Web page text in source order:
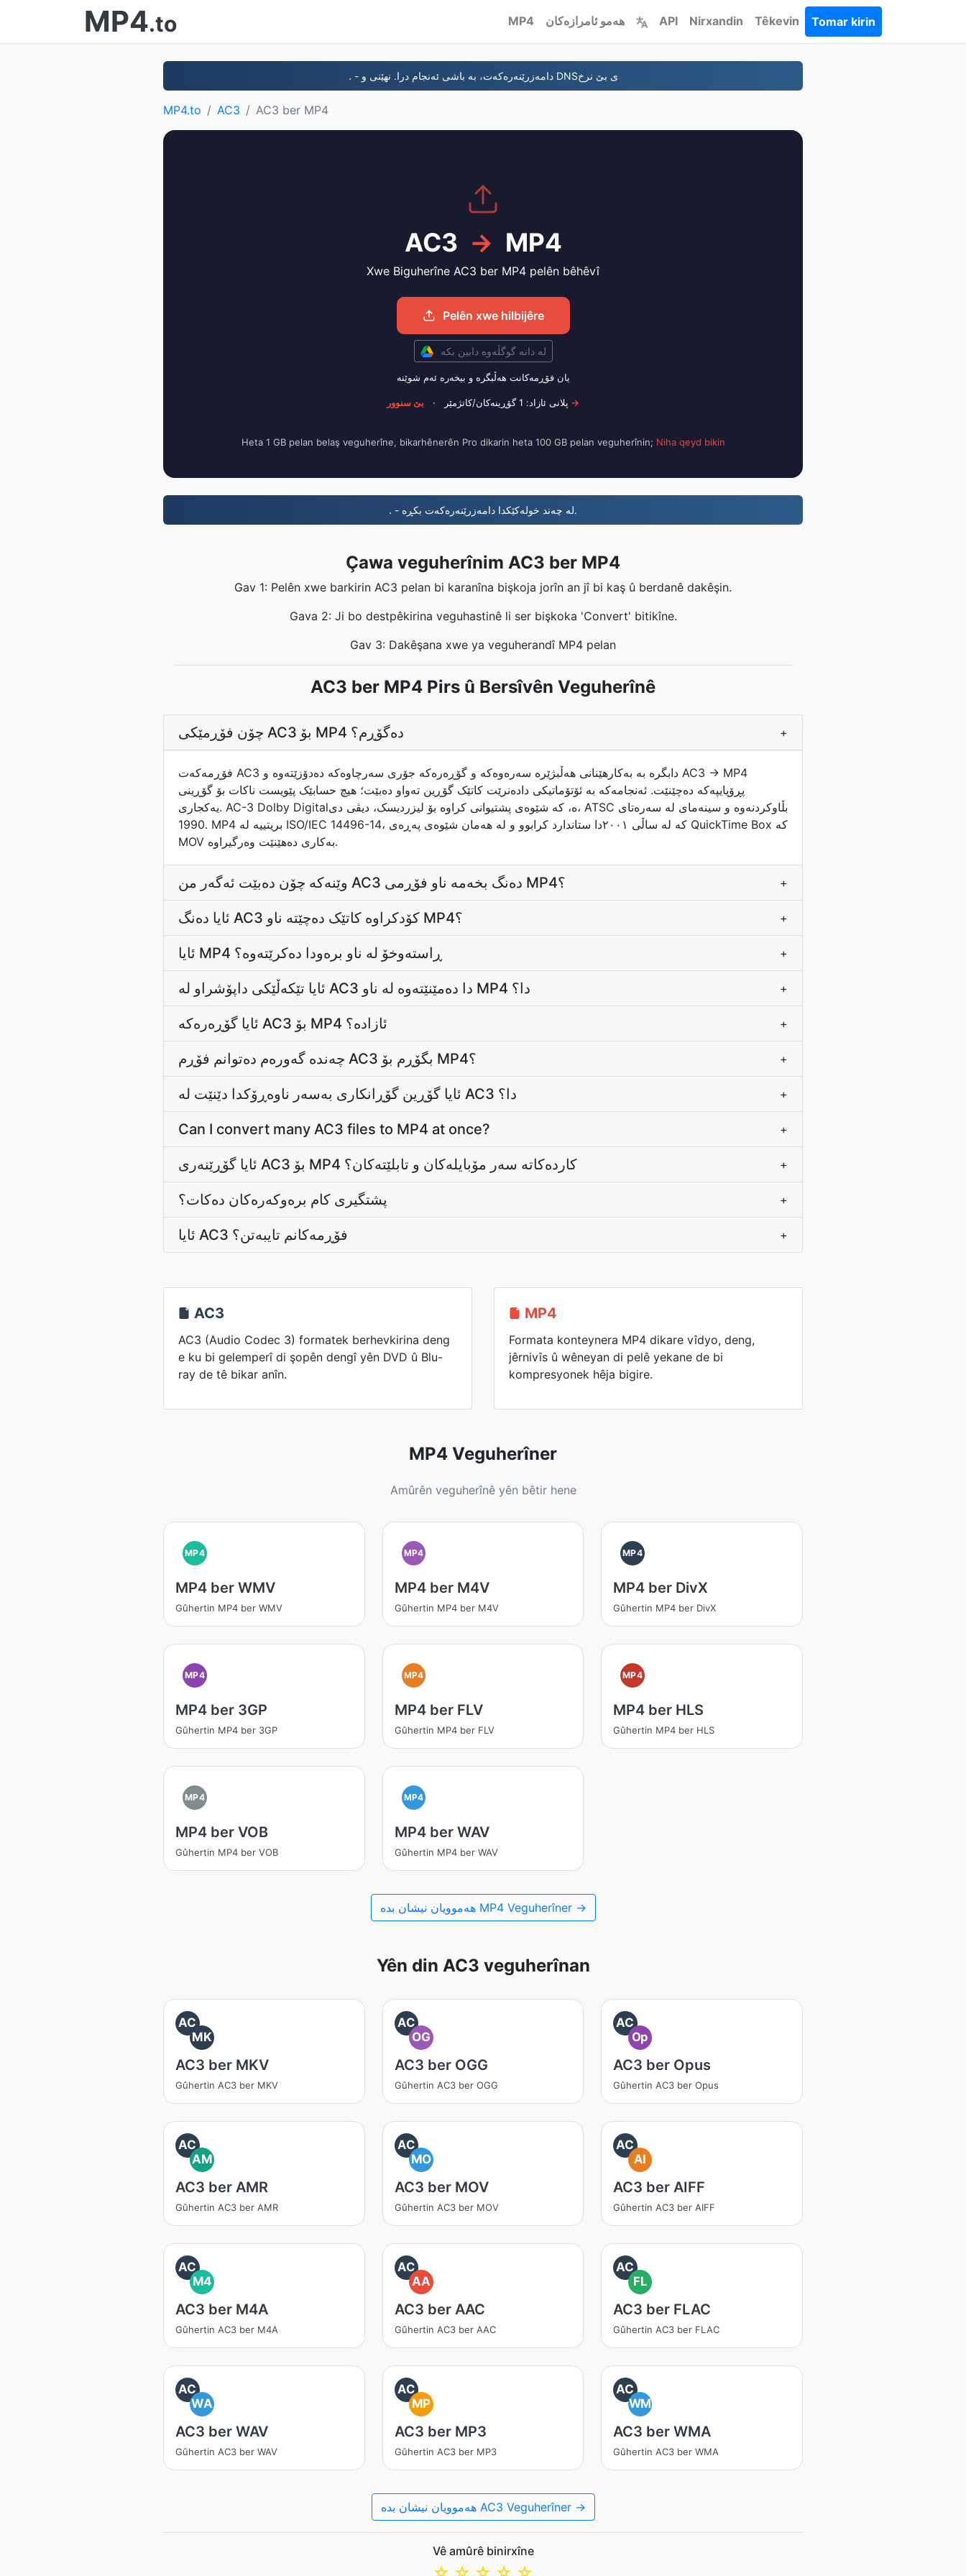
MP4.to MP4 هەمو ئامرازەکان API Nirxandin Têkevin Tomar kirin
. - دامەزرێنەرەکەت، بە باشی ئەنجام درا. نهێنی و DNSی بێ نرخ
MP4.to AC3 AC3 ber MP4
AC3 → MP4
Xwe Biguherîne AC3 ber MP4 pelên bêhêvî
Pelên xwe hilbijêre
لە دانە گوگڵەوە دابین بکە
یان فۆڕمەکانت هەڵبگرە و بیخەرە ئەم شوێنە
پلانی ئازاد: 1 گۆڕینەکان/کاتژمێر · بێ سنوور →
Heta 1 GB pelan belaş veguherîne, bikarhênerên Pro dikarin heta 100 GB pelan veguherînin; Niha qeyd bikin
. - لە چەند خولەکێکدا دامەزرێنەرەکەت بکڕە.
Çawa veguherînim AC3 ber MP4
Gav 1: Pelên xwe barkirin AC3 pelan bi karanîna bişkoja jorîn an jî bi kaş û berdanê dakêşin.
Gava 2: Ji bo destpêkirina veguhastinê li ser bişkoka 'Convert' bitikîne.
Gav 3: Dakêşana xwe ya veguherandî MP4 pelan
AC3 ber MP4 Pirs û Bersîvên Veguherînê
چۆن فۆڕمێکی AC3 بۆ MP4 دەگۆڕم؟ +
فۆڕمەکەت AC3 دابگرە بە بەکارهێنانی هەڵبژێرە سەرەوەکە و گۆڕەرەکە جۆری سەرچاوەکە دەدۆزێتەوە و AC3 → MP4
پڕۆپایپەکە دەچێنێت. ئەنجامەکە بە ئۆتۆماتیکی دادەنرێت کاتێک گۆڕین تەواو دەبێت؛ هیچ حسابێک پێویست ناکات بۆ گۆڕینی
یەکجاری. AC-3 Dolby Digitalە، کە شێوەی پشتیوانی کراوە بۆ لیزردیسک، دیڤی دی، ATSC بڵاوکردنەوە و سینەمای لە سەرەتای
1990. MP4 بریتییە لە ISO/IEC 14496-14، کە لە ساڵی ٢٠٠١دا ستاندارد کرابوو و لە هەمان شێوەی پەڕەی QuickTime Box کە
MOV بەکاری دەهێنێت وەرگیراوە.
وێنەکە چۆن دەبێت ئەگەر من AC3 دەنگ بخەمە ناو فۆڕمی MP4؟ +
ئایا دەنگ AC3 کۆدکراوە کاتێک دەچێتە ناو MP4؟ +
ئایا MP4 ڕاستەوخۆ لە ناو برەودا دەکرێتەوە؟ +
ئایا تێکەڵێکی داپۆشراو لە AC3 دا دەمێنێتەوە لە ناو MP4 دا؟ +
ئایا گۆڕەرەکە AC3 بۆ MP4 ئازادە؟ +
چەندە گەورەم دەتوانم فۆڕم AC3 بگۆڕم بۆ MP4؟ +
ئایا گۆڕین گۆڕانکاری بەسەر ناوەڕۆکدا دێنێت لە AC3 دا؟ +
Can I convert many AC3 files to MP4 at once? +
ئایا گۆڕێنەری AC3 بۆ MP4 کاردەکاتە سەر مۆبایلەکان و تابلێتەکان؟ +
پشتگیری کام برەوکەرەکان دەکات؟ +
ئایا AC3 فۆڕمەکانم تایبەتن؟ +
AC3
AC3 (Audio Codec 3) formatek berhevkirina deng
e ku bi gelemperî di şopên dengî yên DVD û Blu-
ray de tê bikar anîn.
MP4
Formata konteynera MP4 dikare vîdyo, deng,
jêrnivîs û wêneyan di pelê yekane de bi
kompresyonek hêja bigire.
MP4 Veguherîner
Amûrên veguherînê yên bêtir hene
MP4
MP4 ber WMV
Gûhertin MP4 ber WMV
MP4
MP4 ber M4V
Gûhertin MP4 ber M4V
MP4
MP4 ber DivX
Gûhertin MP4 ber DivX
MP4
MP4 ber 3GP
Gûhertin MP4 ber 3GP
MP4
MP4 ber FLV
Gûhertin MP4 ber FLV
MP4
MP4 ber HLS
Gûhertin MP4 ber HLS
MP4
MP4 ber VOB
Gûhertin MP4 ber VOB
MP4
MP4 ber WAV
Gûhertin MP4 ber WAV
هەموویان نیشان بدە MP4 Veguherîner →
Yên din AC3 veguherînan
AC
MK
AC3 ber MKV
Gûhertin AC3 ber MKV
AC
OG
AC3 ber OGG
Gûhertin AC3 ber OGG
AC
Op
AC3 ber Opus
Gûhertin AC3 ber Opus
AC
AM
AC3 ber AMR
Gûhertin AC3 ber AMR
AC
MO
AC3 ber MOV
Gûhertin AC3 ber MOV
AC
AI
AC3 ber AIFF
Gûhertin AC3 ber AIFF
AC
M4
AC3 ber M4A
Gûhertin AC3 ber M4A
AC
AA
AC3 ber AAC
Gûhertin AC3 ber AAC
AC
FL
AC3 ber FLAC
Gûhertin AC3 ber FLAC
AC
WA
AC3 ber WAV
Gûhertin AC3 ber WAV
AC
MP
AC3 ber MP3
Gûhertin AC3 ber MP3
AC
WM
AC3 ber WMA
Gûhertin AC3 ber WMA
هەموویان نیشان بدە AC3 Veguherîner →
Vê amûrê binirxîne